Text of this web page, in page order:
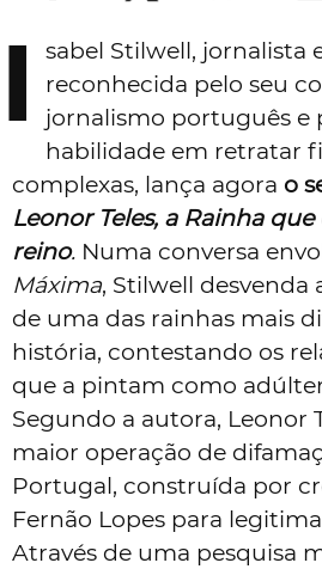
I
sabel Stilwell, jornalista
reconhecida pelo seu
jornalismo português e
habilidade em retratar
complexas, lança agora o
Leonor Teles, a Rainha
reino. Numa conversa
Máxima, Stilwell desvenda
de uma das rainhas mais
história, contestando os
que a pintam como
Segundo a autora, Leonor
maior operação de
Portugal, construída por
Fernão Lopes para
Através de uma pesquisa